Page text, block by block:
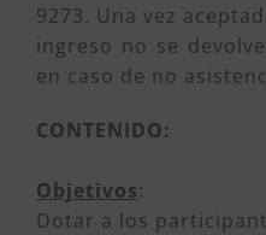
9273. Una vez
ingreso no se
en caso de no
CONTENIDO:
Objetivos:
Dotar a los